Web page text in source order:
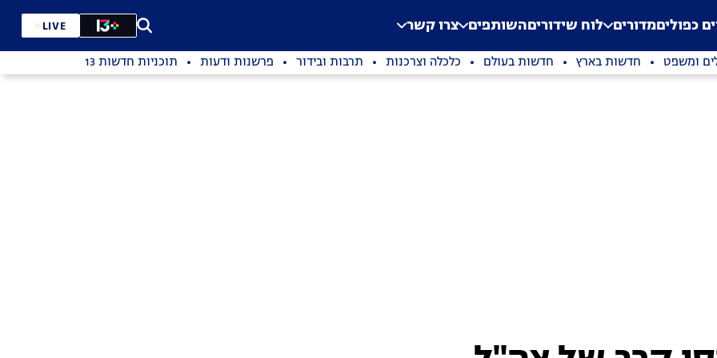
Application error: a
. כפוליםמדורים לוח שידוריםהשותפים צרו קשר LIVE
ומשפט חדשות בארץ חדשות בעולם כלכלה וצרכנות תרבות ובידור פרשנות ודעות תוכניות חדשות 13